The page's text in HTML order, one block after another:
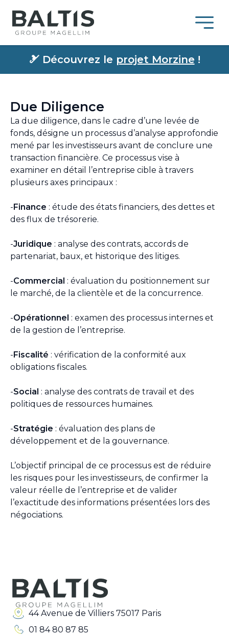
🎿Découvrez le projet Morzine !
Due Diligence
La due diligence, dans le cadre d’une levée de
fonds, désigne un processus d’analyse approfondie
mené par les investisseurs avant de conclure une
transaction financière. Ce processus vise à
examiner en détail l’entreprise cible à travers
plusieurs axes principaux :
-Finance : étude des états financiers, des dettes et
des flux de trésorerie.
-Juridique : analyse des contrats, accords de
partenariat, baux, et historique des litiges.
-Commercial : évaluation du positionnement sur
le marché, de la clientèle et de la concurrence.
-Opérationnel : examen des processus internes et
de la gestion de l’entreprise.
-Fiscalité : vérification de la conformité aux
obligations fiscales.
-Social : analyse des contrats de travail et des
politiques de ressources humaines.
-Stratégie : évaluation des plans de
développement et de la gouvernance.
L’objectif principal de ce processus est de réduire
les risques pour les investisseurs, de confirmer la
valeur réelle de l’entreprise et de valider
l’exactitude des informations présentées lors des
négociations.
44 Avenue de Villiers 75017 Paris
01 84 80 87 85